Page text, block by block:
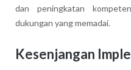
dan peningkatan
dukungan yang memadai.
Kesenjangan